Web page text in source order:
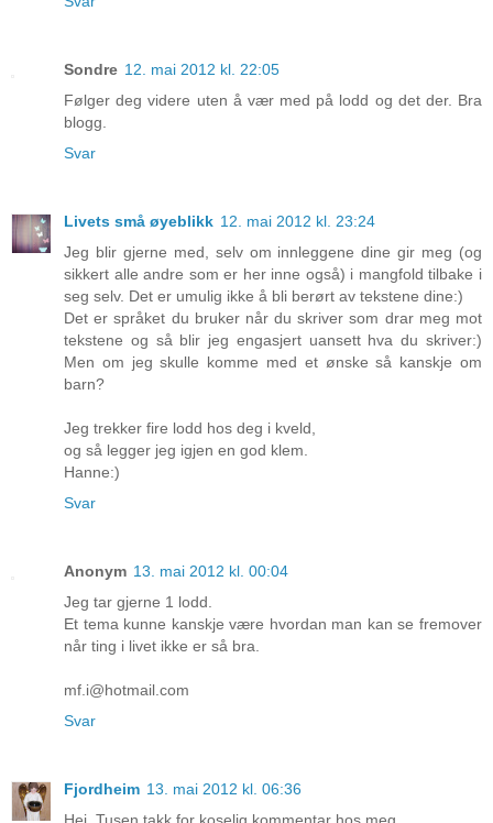
Sondre 12. mai 2012 kl. 22:05
Følger deg videre uten å vær med på lodd og det der. Bra
blogg.
Svar
Livets små øyeblikk 12. mai 2012 kl. 23:24
Jeg blir gjerne med, selv om innleggene dine gir meg (og
sikkert alle andre som er her inne også) i mangfold tilbake i
seg selv. Det er umulig ikke å bli berørt av tekstene dine:)
Det er språket du bruker når du skriver som drar meg mot
tekstene og så blir jeg engasjert uansett hva du skriver:)
Men om jeg skulle komme med et ønske så kanskje om
barn?
Jeg trekker fire lodd hos deg i kveld,
og så legger jeg igjen en god klem.
Hanne:)
Svar
Anonym 13. mai 2012 kl. 00:04
Jeg tar gjerne 1 lodd.
Et tema kunne kanskje være hvordan man kan se fremover
når ting i livet ikke er så bra.
mf.i@hotmail.com
Svar
Fjordheim 13. mai 2012 kl. 06:36